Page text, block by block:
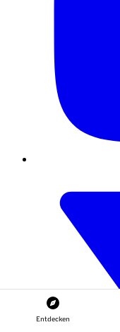
Entdecken